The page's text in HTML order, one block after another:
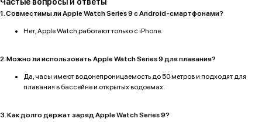
1. Совместимы ли Apple Watch Series 9 с Android-смартфонами?
Нет, Apple Watch работают только с iPhone.
2. Можно ли использовать Apple Watch Series 9 для плавания?
Да, часы имеют водонепроницаемость до 50 метров и подходят для
плавания в бассейне и открытых водоемах.
3. Как долго держат заряд Apple Watch Series 9?
+ 7 (3462) 550-677
Заказать обратный звонок
Сургут, проспект Мира 5
Ежедневно с 10:00 до 21:00
proservice.one@mail.ru
Мы в соцсетях:
Способы оплаты: